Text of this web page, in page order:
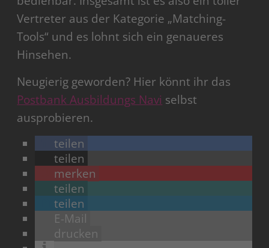
Vertreter aus der Kategorie „Matching-
Tools“ und es lohnt sich ein genaueres
Hinsehen.
Neugierig geworden? Hier könnt ihr das
Postbank Ausbildungs Navi selbst
ausprobieren.
teilen
teilen
merken
teilen
teilen
E-Mail
drucken